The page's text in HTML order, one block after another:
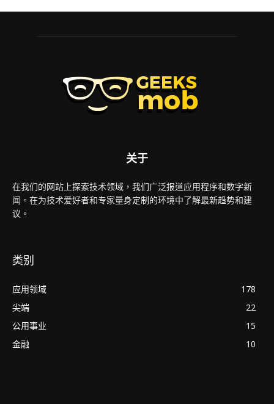
关于
在我们的网站上探索技术领域，我们广泛报道应用程序和数字新
闻。在为技术爱好者和专家量身定制的环境中了解最新趋势和建
议。
类别
应用领域
178
尖端
22
公用事业
15
金融
10